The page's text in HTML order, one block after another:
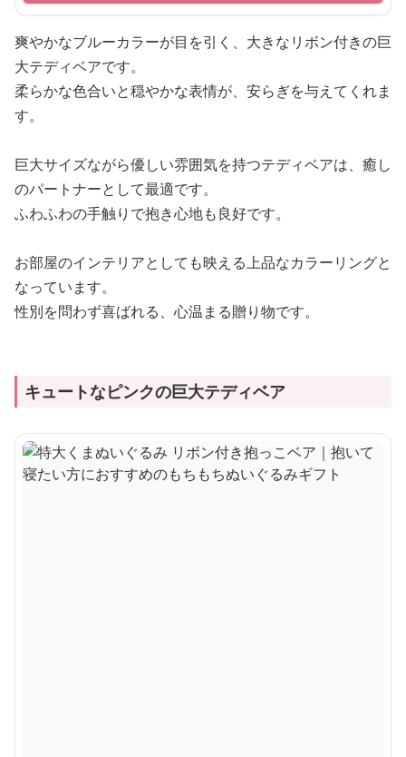
爽やかなブルーカラーが目を引く、大きなリボン付きの巨
大テディベアです。
柔らかな色合いと穏やかな表情が、安らぎを与えてくれま
す。
巨大サイズながら優しい雰囲気を持つテディベアは、癒し
のパートナーとして最適です。
ふわふわの手触りで抱き心地も良好です。
お部屋のインテリアとしても映える上品なカラーリングと
なっています。
性別を問わず喜ばれる、心温まる贈り物です。
キュートなピンクの巨大テディベア